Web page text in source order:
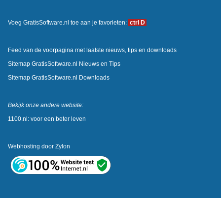
Voeg GratisSoftware.nl toe aan je favorieten: ctrl D
Feed van de voorpagina met laatste nieuws, tips en downloads
Sitemap GratisSoftware.nl Nieuws en Tips
Sitemap GratisSoftware.nl Downloads
Bekijk onze andere website:
1100.nl: voor een beter leven
Webhosting door Zylon